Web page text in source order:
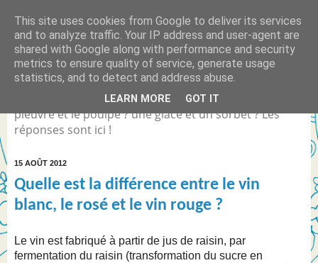
Quelle est la différence
entre... ?
Différence entre Coca Light et le Coca Zéro ? la
pieuvre et le poulpe ? une glace et un sorbet ? Les
réponses sont ici !
15 AOÛT 2012
Quelle est la différence entre le vin
blanc, le rosé et le vin rouge ?
Le vin est fabriqué à partir de jus de raisin, par
fermentation du raisin (transformation du sucre en
This site uses cookies from Google to deliver its services
and to analyze traffic. Your IP address and user-agent are
shared with Google along with performance and security
metrics to ensure quality of service, generate usage
statistics, and to detect and address abuse.
LEARN MORE GOT IT